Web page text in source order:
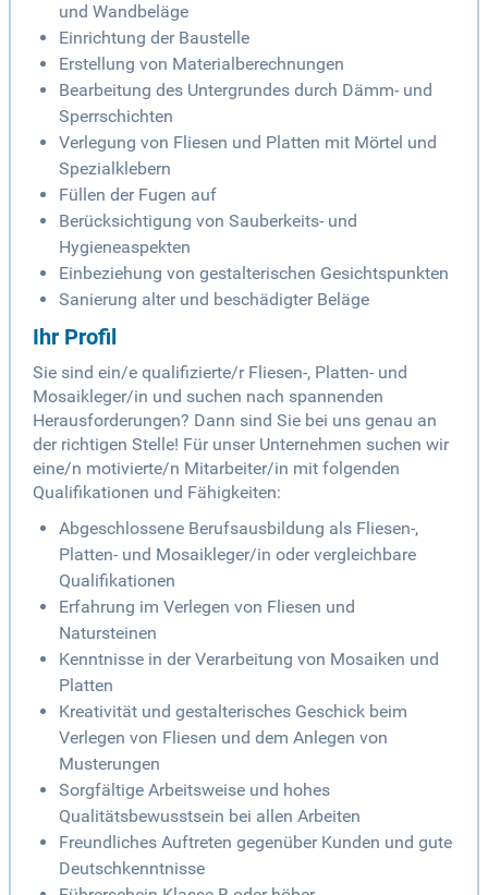
und Wandbeläge
Einrichtung der Baustelle
Erstellung von Materialberechnungen
Bearbeitung des Untergrundes durch Dämm- und
Sperrschichten
Verlegung von Fliesen und Platten mit Mörtel und
Spezialklebern
Füllen der Fugen auf
Berücksichtigung von Sauberkeits- und
Hygieneaspekten
Einbeziehung von gestalterischen Gesichtspunkten
Sanierung alter und beschädigter Beläge
Ihr Profil
Sie sind ein/e qualifizierte/r Fliesen-, Platten- und
Mosaikleger/in und suchen nach spannenden
Herausforderungen? Dann sind Sie bei uns genau an
der richtigen Stelle! Für unser Unternehmen suchen wir
eine/n motivierte/n Mitarbeiter/in mit folgenden
Qualifikationen und Fähigkeiten:
Abgeschlossene Berufsausbildung als Fliesen-,
Platten- und Mosaikleger/in oder vergleichbare
Qualifikationen
Erfahrung im Verlegen von Fliesen und
Natursteinen
Kenntnisse in der Verarbeitung von Mosaiken und
Platten
Kreativität und gestalterisches Geschick beim
Verlegen von Fliesen und dem Anlegen von
Musterungen
Sorgfältige Arbeitsweise und hohes
Qualitätsbewusstsein bei allen Arbeiten
Freundliches Auftreten gegenüber Kunden und gute
Deutschkenntnisse